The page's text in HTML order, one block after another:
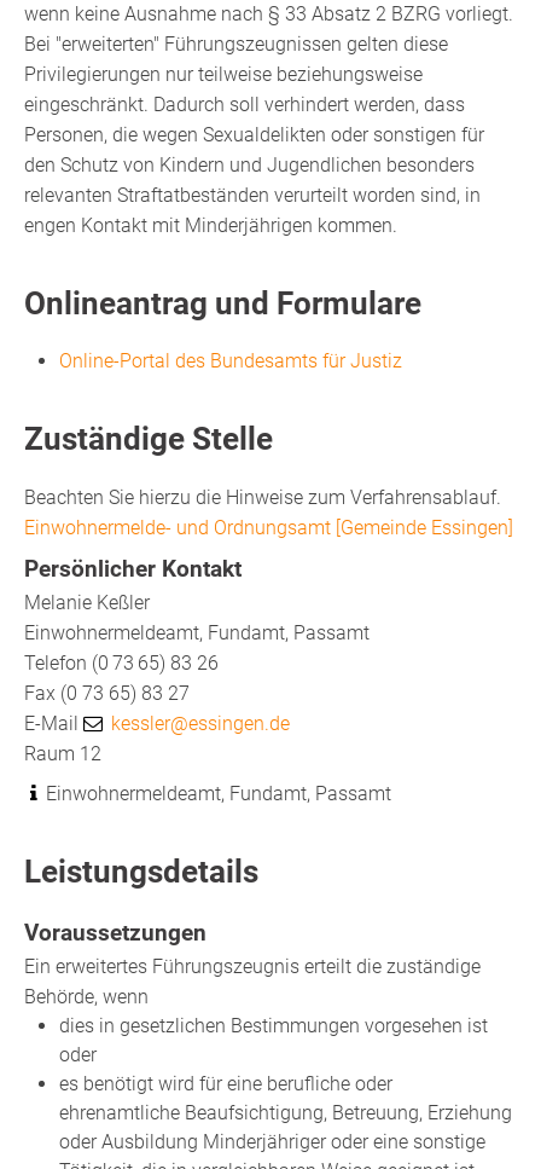
wenn keine Ausnahme nach § 33 Absatz 2 BZRG vorliegt.
Bei "erweiterten" Führungszeugnissen gelten diese
Privilegierungen nur teilweise beziehungsweise
eingeschränkt. Dadurch soll verhindert werden, dass
Personen, die wegen Sexualdelikten oder sonstigen für
den Schutz von Kindern und Jugendlichen besonders
relevanten Straftatbeständen verurteilt worden sind, in
engen Kontakt mit Minderjährigen kommen.
Onlineantrag und Formulare
Online-Portal des Bundesamts für Justiz
Zuständige Stelle
Beachten Sie hierzu die Hinweise zum Verfahrensablauf.
Einwohnermelde- und Ordnungsamt [Gemeinde Essingen]
Persönlicher Kontakt
Melanie Keßler
Einwohnermeldeamt, Fundamt, Passamt
Telefon (0 73 65) 83 26
Fax (0 73 65) 83 27
E-Mail
kessler@essingen.de
Raum 12
Einwohnermeldeamt, Fundamt, Passamt
Leistungsdetails
Voraussetzungen
Ein erweitertes Führungszeugnis erteilt die zuständige
Behörde, wenn
dies in gesetzlichen Bestimmungen vorgesehen ist
oder
es benötigt wird für eine berufliche oder
ehrenamtliche Beaufsichtigung, Betreuung, Erziehung
oder Ausbildung Minderjähriger oder eine sonstige